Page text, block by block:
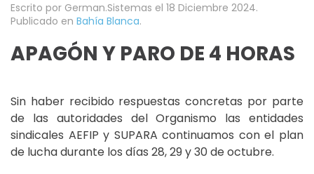
Escrito por German.Sistemas el 18 Diciembre 2024.
Publicado en Bahía Blanca.
APAGÓN Y PARO DE 4 HORAS
Sin haber recibido respuestas concretas por parte
de las autoridades del Organismo las entidades
sindicales AEFIP y SUPARA continuamos con el plan
de lucha durante los días 28, 29 y 30 de octubre.